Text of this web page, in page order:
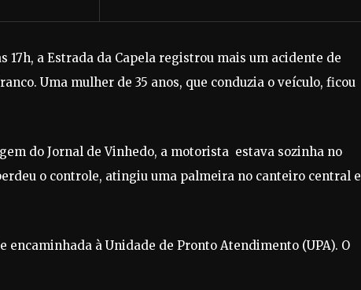
a Estrada da Capela registrou mais um acidente de
Uma mulher de 35 anos, que conduzia o veículo, ficou
do Jornal de Vinhedo, a motorista estava sozinha no
o controle, atingiu uma palmeira no canteiro central e
à Unidade de Pronto Atendimento (UPA). O